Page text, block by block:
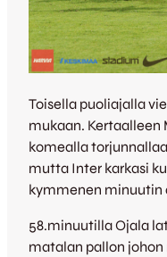
Toisella puoliajalla
mukaan.
komealla
mutta Inter karkasi
kymmenen minuutin
58.minuutilla Ojala
matalan pallon